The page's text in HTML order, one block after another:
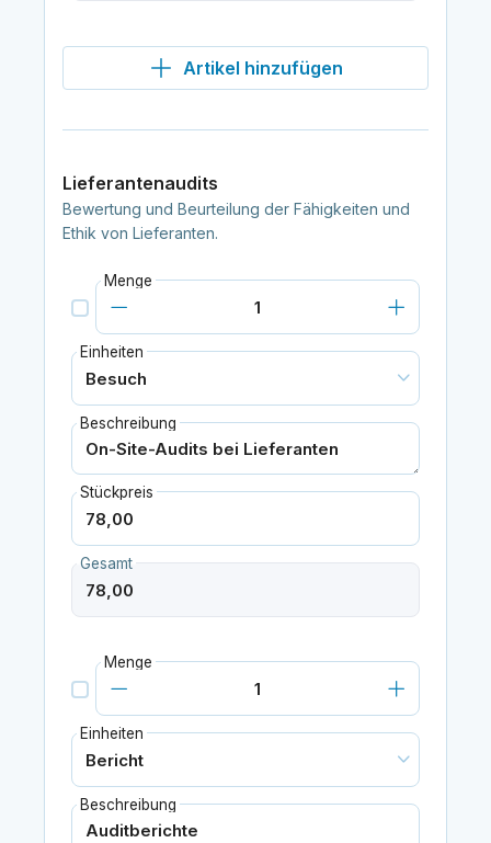
Artikel hinzufügen
Lieferantenaudits
Bewertung und Beurteilung der Fähigkeiten und
Ethik von Lieferanten.
Menge
Einheiten
Beschreibung
Stückpreis
Gesamt
Menge
Einheiten
Beschreibung